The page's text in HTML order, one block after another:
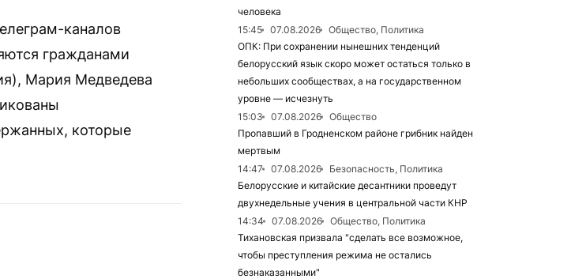
каналов
гражданами
Мария Медведева
которые
человека
15:45
07.08.2026
Общество, Политика
ОПК: При сохранении нынешних тенденций
белорусский язык скоро может остаться только в
небольших сообществах, а на государственном
уровне — исчезнуть
15:03
07.08.2026
Общество
Пропавший в Гродненском районе грибник найден
мертвым
14:47
07.08.2026
Безопасность, Политика
Белорусские и китайские десантники проведут
двухнедельные учения в центральной части КНР
14:34
07.08.2026
Общество, Политика
Тихановская призвала "сделать все возможное,
чтобы преступления режима не остались
безнаказанными"